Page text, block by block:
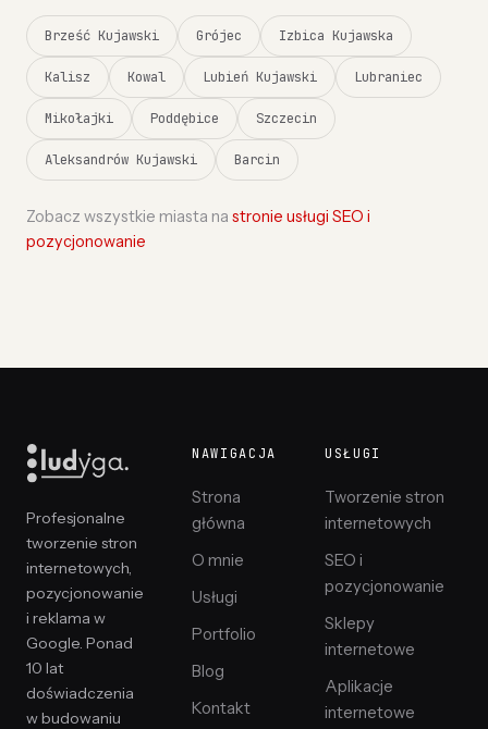
Brześć Kujawski Grójec Izbica Kujawska
Kalisz Kowal Lubień Kujawski Lubraniec
Mikołajki Poddębice Szczecin
Aleksandrów Kujawski Barcin
Zobacz wszystkie miasta na stronie usługi SEO i
pozycjonowanie
Profesjonalne
tworzenie stron
internetowych,
pozycjonowanie
i reklama w
Google. Ponad
10 lat
doświadczenia
w budowaniu
NAWIGACJA
Strona
główna
O mnie
Usługi
Portfolio
Blog
Kontakt
USŁUGI
Tworzenie stron
internetowych
SEO i
pozycjonowanie
Sklepy
internetowe
Aplikacje
internetowe